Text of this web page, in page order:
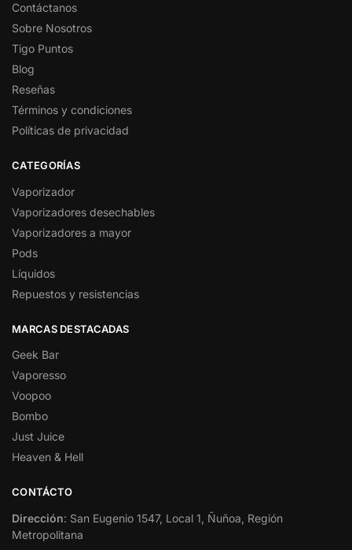
Contáctanos
Sobre Nosotros
Tigo Puntos
Blog
Reseñas
Términos y condiciones
Políticas de privacidad
CATEGORÍAS
Vaporizador
Vaporizadores desechables
Vaporizadores a mayor
Pods
Líquidos
Repuestos y resistencias
MARCAS DESTACADAS
Geek Bar
Vaporesso
Voopoo
Bombo
Just Juice
Heaven & Hell
CONTÁCTO
Dirección: San Eugenio 1547, Local 1, Ñuñoa, Región
Metropolitana